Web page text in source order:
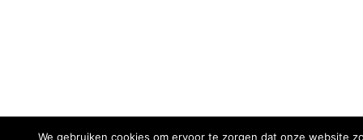
We gebruiken cookies om ervoor te zorgen dat onze website